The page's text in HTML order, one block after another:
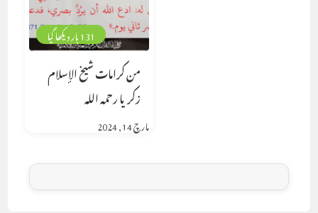
131 بار دیکھا گیا
من كرامات شيخ الإسلام
زكريا رحمه الله
مارچ 14, 2024